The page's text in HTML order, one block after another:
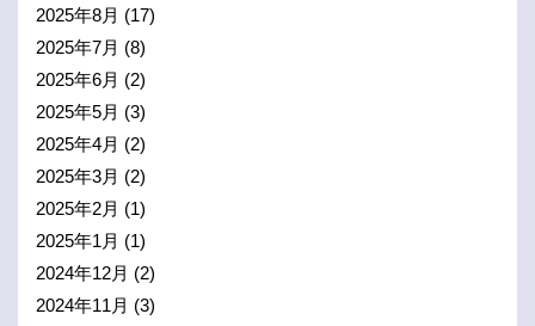
2025年8月 (17)
2025年7月 (8)
2025年6月 (2)
2025年5月 (3)
2025年4月 (2)
2025年3月 (2)
2025年2月 (1)
2025年1月 (1)
2024年12月 (2)
2024年11月 (3)